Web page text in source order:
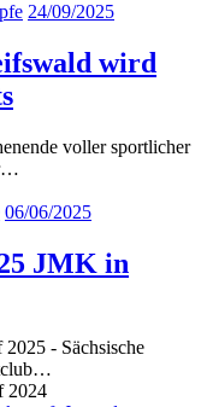
24/09/2025
wird
voller sportlicher
06/06/2025
JMK in
- Sächsische